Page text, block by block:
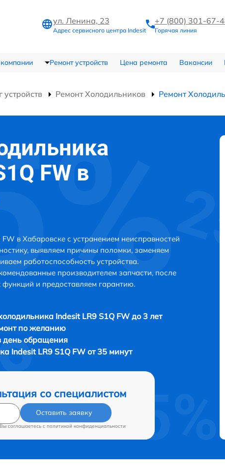
ул. Ленина, 23
Адрес сервисного центра Indesit
+7 (800) 301-67-
Горячая линия
Ремонт устройств Цена ремонта Вакансии
устройств Ремонт Холодильников Ремонт
FW в
в Хабаровске с устранением неисправностей
выявляем причины поломки, заменяем
работоспособность устройства.
производителем запчасти, после
и предоставляем гарантию.
Indesit LR9 S1Q FW до 3 лет
по желанию
день обращения
Indesit LR9 S1Q FW от 35 минут
со специалистом
Оставить заявку
соглашаетесь c политикой конфиденциальности